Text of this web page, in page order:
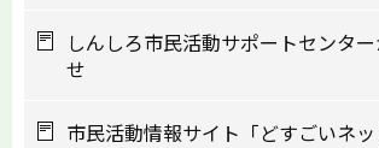
しんしろ市民活動サポートセンタ
せ
市民活動情報サイト「どすごいネッ